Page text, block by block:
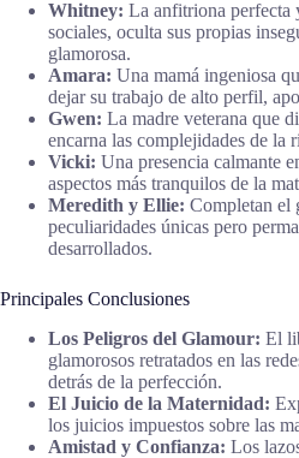
Whitney: La anfitriona perfecta
sociales, oculta sus propias
glamorosa.
Amara: Una mamá ingeniosa
dejar su trabajo de alto perfil,
Gwen: La madre veterana que
encarna las complejidades de la
Vicki: Una presencia calmante
aspectos más tranquilos de la
Meredith y Ellie: Completan el
peculiaridades únicas pero
desarrollados.
Principales Conclusiones
Los Peligros del Glamour: El
glamorosos retratados en las
detrás de la perfección.
El Juicio de la Maternidad:
los juicios impuestos sobre las
Amistad y Confianza: Los